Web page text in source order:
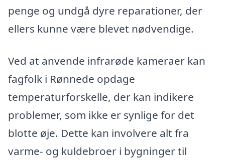
penge og undgå dyre reparationer, der
ellers kunne være blevet nødvendige.
Ved at anvende infrarøde kameraer kan
fagfolk i Rønnede opdage
temperaturforskelle, der kan indikere
problemer, som ikke er synlige for det
blotte øje. Dette kan involvere alt fra
varme- og kuldebroer i bygninger til